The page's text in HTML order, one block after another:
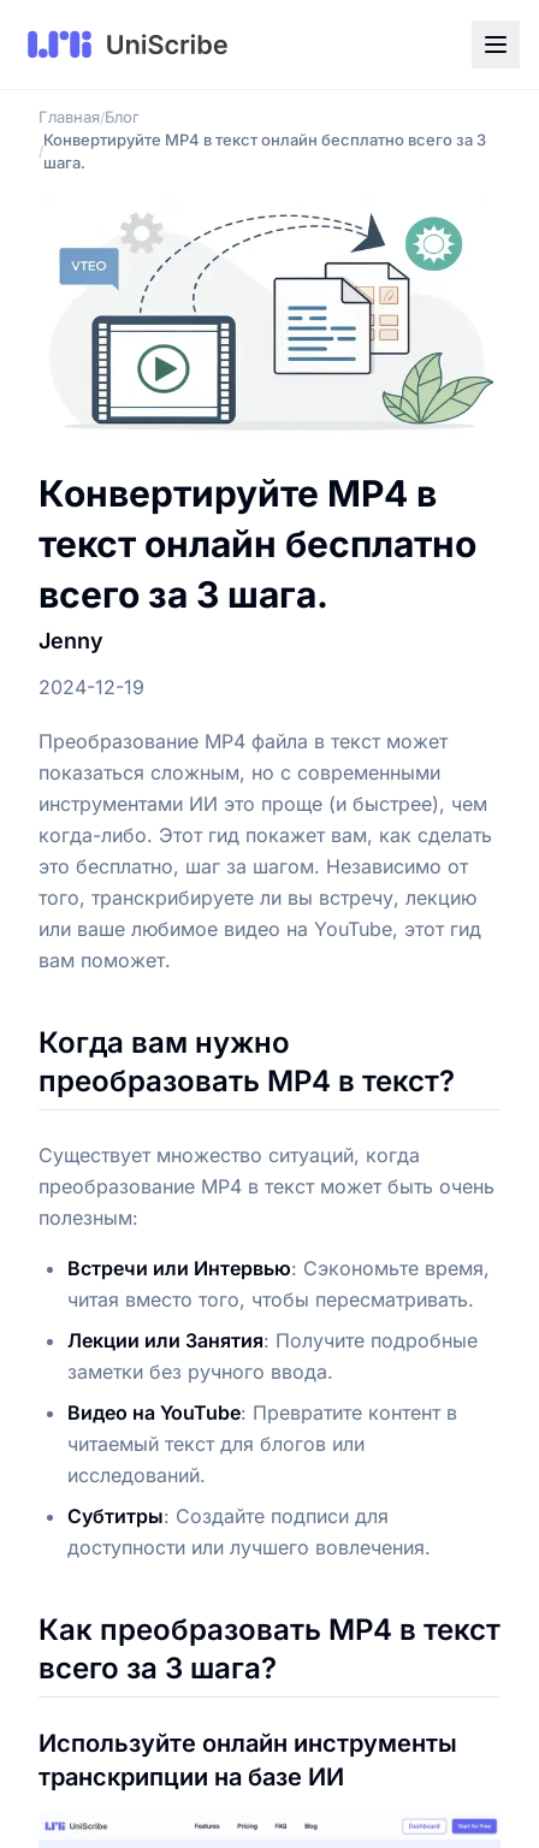
Главная/Блог
/
Конвертируйте MP4 в текст онлайн бесплатно всего за 3
шага.
Конвертируйте MP4 в
текст онлайн бесплатно
всего за 3 шага.
Jenny
2024-12-19
Преобразование MP4 файла в текст может
показаться сложным, но с современными
инструментами ИИ это проще (и быстрее), чем
когда-либо. Этот гид покажет вам, как сделать
это бесплатно, шаг за шагом. Независимо от
того, транскрибируете ли вы встречу, лекцию
или ваше любимое видео на YouTube, этот гид
вам поможет.
Когда вам нужно
преобразовать MP4 в текст?
Существует множество ситуаций, когда
преобразование MP4 в текст может быть очень
полезным:
Встречи или Интервью: Сэкономьте время,
читая вместо того, чтобы пересматривать.
Лекции или Занятия: Получите подробные
заметки без ручного ввода.
Видео на YouTube: Превратите контент в
читаемый текст для блогов или
исследований.
Субтитры: Создайте подписи для
доступности или лучшего вовлечения.
Как преобразовать MP4 в текст
всего за 3 шага?
Используйте онлайн инструменты
транскрипции на базе ИИ